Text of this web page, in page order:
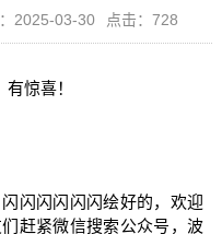
2025-03-30 点击：728
惊喜！
闪闪闪闪闪绘好的，欢迎
赶紧微信搜索公众号，波